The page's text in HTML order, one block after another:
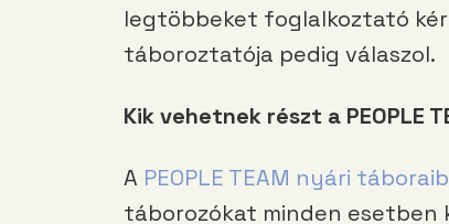
legtöbbeket foglalkoztató
táboroztatója pedig válaszol.
Kik vehetnek részt a PEOPLE
A PEOPLE TEAM nyári
táborozókat minden